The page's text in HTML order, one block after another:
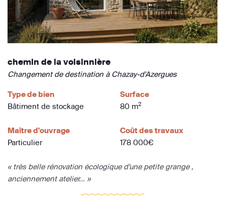
chemin de la voisinnière
Changement de destination à Chazay-d'Azergues
Type de bien
Bâtiment de stockage
Surface
80 m2
Maître d'ouvrage
Particulier
Coût des travaux
178 000€
« très belle rénovation écologique d'une petite grange ,
anciennement atelier... »